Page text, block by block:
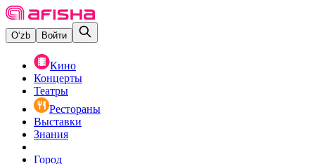
O‘zb Войти
Кино
Концерты
Театры
Рестораны
Выставки
Знания
Город